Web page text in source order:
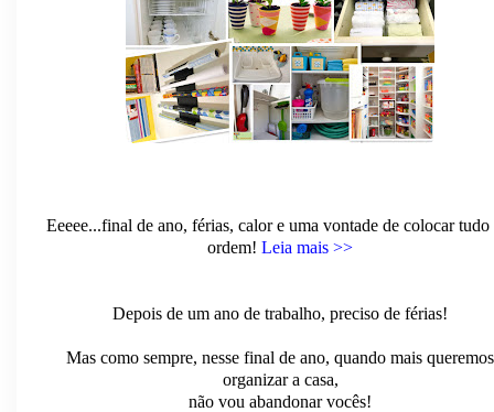
Eeeee...final de ano, férias, calor e uma vontade de colocar tudo
ordem! Leia mais >>
Depois de um ano de trabalho, preciso de férias!
Mas como sempre, nesse final de ano, quando mais queremos
organizar a casa,
não vou abandonar vocês!